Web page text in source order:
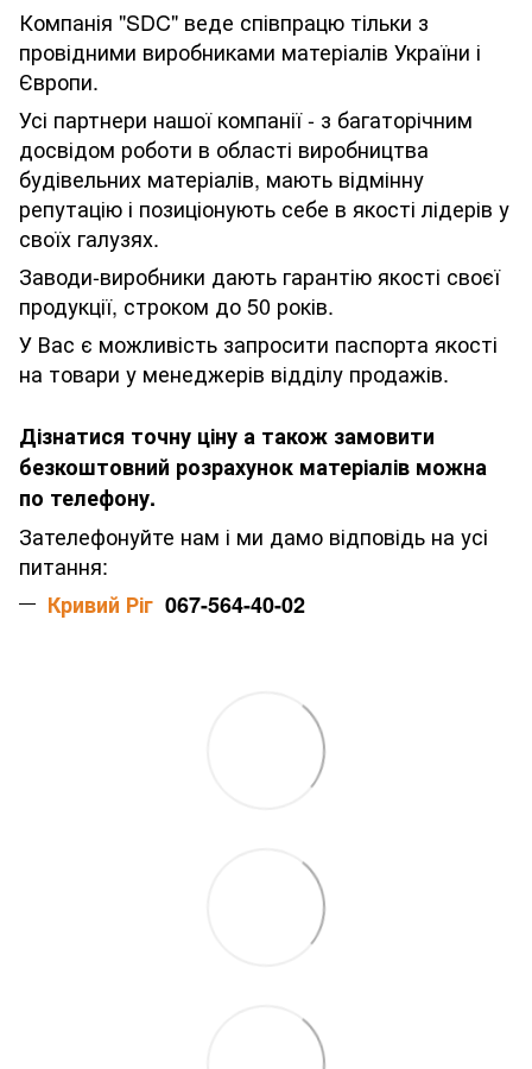
Компанія "SDC" веде співпрацю тільки з
провідними виробниками матеріалів України і
Європи.
Усі партнери нашої компанії - з багаторічним
досвідом роботи в області виробництва
будівельних матеріалів, мають відмінну
репутацію і позиціонують себе в якості лідерів у
своїх галузях.
Заводи-виробники дають гарантію якості своєї
продукції, строком до 50 років.
У Вас є можливість запросити паспорта якості
на товари у менеджерів відділу продажів.
Дізнатися точну ціну а також замовити
безкоштовний розрахунок матеріалів можна
по телефону.
Зателефонуйте нам і ми дамо відповідь на усі
питання:
Кривий Ріг 067-564-40-02